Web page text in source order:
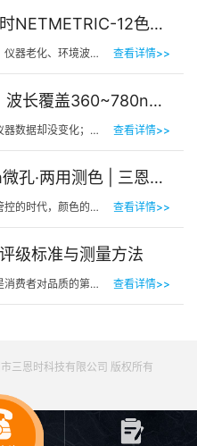
新品上线：三恩时NETMETRIC-12色砖与网络校正软件，解决台间差难题
在色彩管理的供应链中，仪器老化、环境波动、台间差…… 一个环节的微小偏差，都可能导致最终… 查看详情>>
2026重磅升级｜波长覆盖360~780nm，三恩时便携式分光测色仪全光谱了！
明明加了荧光增白剂，仪器数据却没变化；两个零件在室内颜色一样，一到阳光下就“原形毕露”&hel… 查看详情>>
新品上线：1mm微孔·两用测色 | 三恩时PS401/PS301分光测色仪！
在精密制造与高端品质管控的时代，颜色的微小偏差往往决定着产品的最终命运。对于极小物件、曲面弧面、精密… 查看详情>>
级标准与测量方法
在番茄酱消费中，颜色是消费者对品质的第一感知，其一致性与达标性直接影响品牌信任度和产品竞争力。很多人… 查看详情>>
三恩时科技有限公司 版权所有